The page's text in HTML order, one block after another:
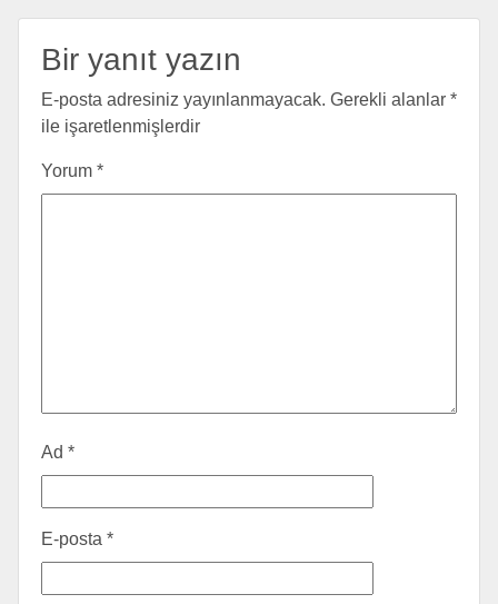
Bir yanıt yazın
E-posta adresiniz yayınlanmayacak. Gerekli alanlar *
ile işaretlenmişlerdir
Yorum *
Ad *
E-posta *